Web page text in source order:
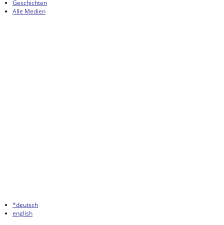
Geschichten
Alle Medien
*deutsch
english